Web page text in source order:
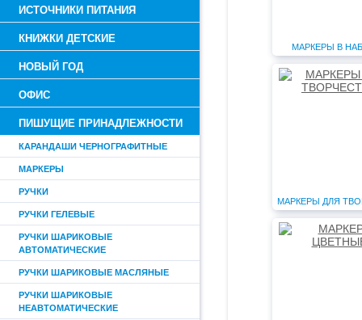
ИСТОЧНИКИ ПИТАНИЯ
КНИЖКИ ДЕТСКИЕ
НОВЫЙ ГОД
ОФИС
ПИШУЩИЕ ПРИНАДЛЕЖНОСТИ
КАРАНДАШИ ЧЕРНОГРАФИТНЫЕ
МАРКЕРЫ
РУЧКИ
РУЧКИ ГЕЛЕВЫЕ
РУЧКИ ШАРИКОВЫЕ
АВТОМАТИЧЕСКИЕ
РУЧКИ ШАРИКОВЫЕ МАСЛЯНЫЕ
РУЧКИ ШАРИКОВЫЕ
НЕАВТОМАТИЧЕСКИЕ
МАРКЕРЫ В
МАРКЕРЫ ДЛЯ